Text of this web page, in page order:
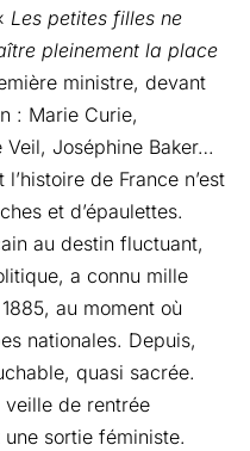
Les petites filles ne
pleinement la place
ministre, devant
: Marie Curie,
Veil, Joséphine Baker…
de France n’est
et d’épaulettes.
au destin fluctuant,
a connu mille
au moment où
nationales. Depuis,
quasi sacrée.
veille de rentrée
sortie féministe.